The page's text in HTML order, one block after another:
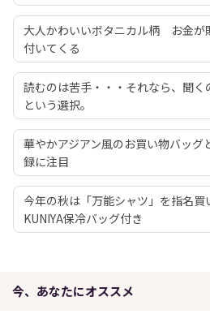
大人かわいいボタニカル柄 お金が
付いてくる
読むのは苦手・・・それなら、聞く
という選択。
華やかアジアン風のお買い物バッ
録に注目
今年の秋は「万能シャツ」を指名
KUNIYA保冷バッグ付き
今、あなたにオススメ